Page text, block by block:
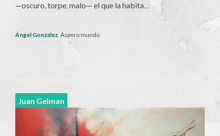
—oscuro, torpe, malo— el que la habita…
Ángel González , Áspero mundo
Juan Gelman